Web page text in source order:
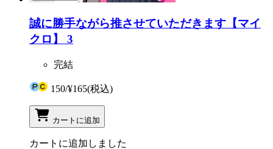
誠に勝手ながら推させていただきます【マイ
クロ】 3
完結
150/¥165(税込)
カートに追加
カートに追加しました